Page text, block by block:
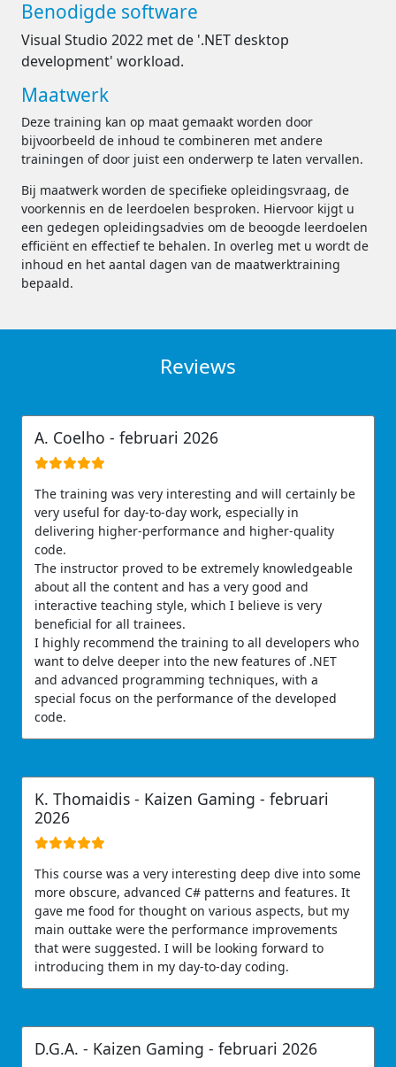
Benodigde software
Visual Studio 2022 met de '.NET desktop
development' workload.
Maatwerk
Deze training kan op maat gemaakt worden door
bijvoorbeeld de inhoud te combineren met andere
trainingen of door juist een onderwerp te laten vervallen.
Bij maatwerk worden de specifieke opleidingsvraag, de
voorkennis en de leerdoelen besproken. Hiervoor kijgt u
een gedegen opleidingsadvies om de beoogde leerdoelen
efficiënt en effectief te behalen. In overleg met u wordt de
inhoud en het aantal dagen van de maatwerktraining
bepaald.
Reviews
A. Coelho - februari 2026
The training was very interesting and will certainly be
very useful for day-to-day work, especially in
delivering higher-performance and higher-quality
code.
The instructor proved to be extremely knowledgeable
about all the content and has a very good and
interactive teaching style, which I believe is very
beneficial for all trainees.
I highly recommend the training to all developers who
want to delve deeper into the new features of .NET
and advanced programming techniques, with a
special focus on the performance of the developed
code.
K. Thomaidis - Kaizen Gaming - februari
2026
This course was a very interesting deep dive into some
more obscure, advanced C# patterns and features. It
gave me food for thought on various aspects, but my
main outtake were the performance improvements
that were suggested. I will be looking forward to
introducing them in my day-to-day coding.
D.G.A. - Kaizen Gaming - februari 2026